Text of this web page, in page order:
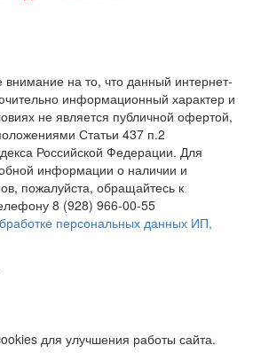
на то, что данный интернет-
информационный характер и
не является публичной офертой,
Статьи 437 п.2
Российской Федерации. Для
информации о наличии и
пожалуйста, обращайтесь к
8 (928) 966-00-55
персональных данных ИП,
для улучшения работы сайта.